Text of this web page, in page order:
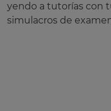
yendo a tutorías con
simulacros de